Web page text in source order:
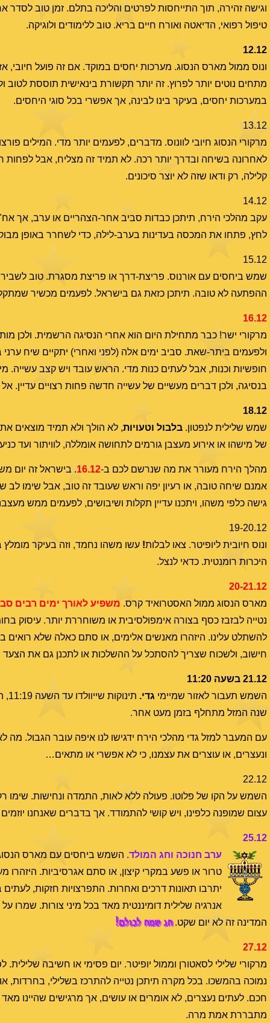
וגישה זהירה, תוך התייחסות לפרטים והליכה בתלם. זמן טוב לסדר
טיפול רפואי, הדיאטה ואורח חיים בריא. טוב ללימודים ולוגיקה.
12.12
ונוס ממול מארס הנסוג. מערכות יחסים במוקד. אם זה פועל חיובי,
מתחים נוטים יותר לפרוץ. זה יותר תקשורת בינאישית תוססת לטוב
במערכות יחסים, בעיקר בינו לבינה, אך אפשרי בכל סוגי היחסים.
13.12
מרקורי הנסוג חיובי לוונוס. מדברים, לפעמים יותר מדי. המילים
לאחרונה בשיחה ובדרך יותר רכה. לא תמיד זה מצליח, אבל לפחות
קלילה, רק ודאו שזה לא יוצר סיכונים.
14.12
עקב מהלכי הירח, תיתכן כבדות סביב אחר-הצהריים או ערב, אך
לחץ, פתחו את המכסה בעדינות בערב-לילה, כדי לשחרר באופן
15.12
שמש ביחסים עם אורנוס. פריצת-דרך או פריצת מסגרת. טוב
ההפתעה לא טובה. תיתכן כזאת גם בישראל. לפעמים מכשיר
16.12
מרקורי ישר! כבר מתחילת היום הוא אחרי הנסיגה הרשמית. ולכן
ולפעמים ביתר-שאת. סביב ימים אלה (לפני ואחרי) יתקיים שיח
חופשיות וכנות, אבל לעתים כנות מדי. הראש עובד ויש קצב עשייה.
בנסיגה, ולכן דברים מעשיים של עשייה חדשה פחות רצויים עדיין.
18.12
שמש שלילית לנפטון. בלבול וטעויות, לא הולך ולא תמיד מוצאים
של מישהו או אירוע מעצבן גורמים לתחושה אומללה, לוויתור ועד
מהלך הירח מעורר את מה שנרשם לכם ב-16.12. בישראל זה יום
אמנם שיחה טובה, או רעיון יפה וראש שעובד זה טוב, אבל שימו
גישה כלפי משהו, ויתכנו עדיין תקלות ושיבושים, לפעמים ממש
19-20.12
ונוס חיובית ליופיטר. צאו לבלות! עשו משהו נחמד, וזה בעיקר מומלץ
היכרות רומנטית. כדאי לנצל.
20-21.12
מארס הנסוג ממול האסטרואיד קרס. משפיע לאורך ימים רבים
נטייה לבזבז כסף בצורה אימפולסיבית או משוחררת יותר. עיסוק
להשתלט עלינו. היזהרו מאנשים אלימים, או סתם כאלה שלא רואים
חישוב, ולשכוח שצריך להסתכל על ההשלכות או לתכנן גם את
21.12 בשעה 11:20
השמש תעבור לאזור שמיימי גדי.
שנה המזל מתחלף בזמן מעט אחר.
עם המעבר למזל גדי מהלכי הירח ידגישו לנו איפה עובר הגבול. מה
ונעצרים, או עוצרים את עצמנו, כי לא אפשרי או מתאים…
22.12
השמש על הקו של פלוטו. פעולה ללא לאות, התמדה ונחישות.
עצום שמופנה כלפינו, ויש קושי להתמודד. אך בדברים שאנחנו
25.12
ערב חנוכה וחג המולד. השמש ביחסים עם מארס הנסוג.
טרור או פשע במקרי קיצון, או סתם אגרסיביות. היזהרו
יתרבו תאונות דרכים ואחרות. התפרצויות חזקות, לעתים
אנרגיה שלילית דומיננטית מאד בכל מיני צורות. שמרו
המדינה זה לא יום שקט.חג שמח לכולם!
27.12
מרקורי שלילי לסאטורן וממול יופיטר. יום פסימי או חשיבה
נמוכה בהמשכו. בכל מקרה תיתכן נטייה להתרכז בשלילי, בחרדות,
חכם. לעתים נעצרים, לא אומרים או עושים, אך מרגישים שהיינו
מתבררת אמת מרה.